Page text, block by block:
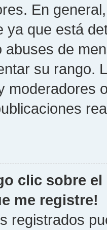
En
ya que está
abuses de
su rango.
moderadores
clic sobre
me registre!
registrados